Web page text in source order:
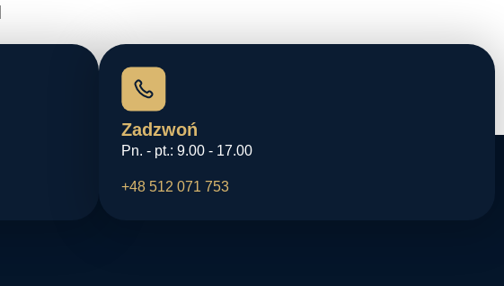
Zadzwoń
Pn. - pt.: 9.00 - 17.00
+48 512 071 753